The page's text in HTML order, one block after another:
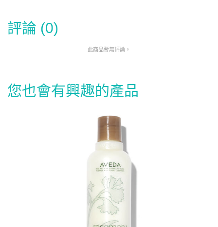
評論 (0)
此商品暫無評論。
您也會有興趣的產品